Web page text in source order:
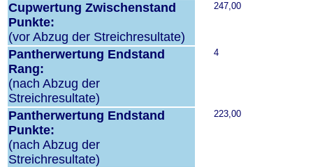
Cupwertung Zwischenstand
Punkte:
(vor Abzug der Streichresultate)
247,00
Pantherwertung Endstand
Rang:
(nach Abzug der
Streichresultate)
4
Pantherwertung Endstand
Punkte:
(nach Abzug der
Streichresultate)
223,00